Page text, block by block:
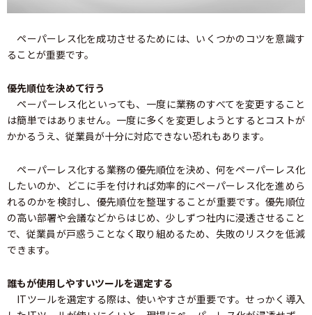
ペーパーレス化を成功させるためには、いくつかのコツを意識す
ることが重要です。
優先順位を決めて行う
ペーパーレス化といっても、一度に業務のすべてを変更すること
は簡単ではありません。一度に多くを変更しようとするとコストが
かかるうえ、従業員が十分に対応できない恐れもあります。
ペーパーレス化する業務の優先順位を決め、何をペーパーレス化
したいのか、どこに手を付ければ効率的にペーパーレス化を進めら
れるのかを検討し、優先順位を整理することが重要です。優先順位
の高い部署や会議などからはじめ、少しずつ社内に浸透させること
で、従業員が戸惑うことなく取り組めるため、失敗のリスクを低減
できます。
誰もが使用しやすいツールを選定する
ITツールを選定する際は、使いやすさが重要です。せっかく導入